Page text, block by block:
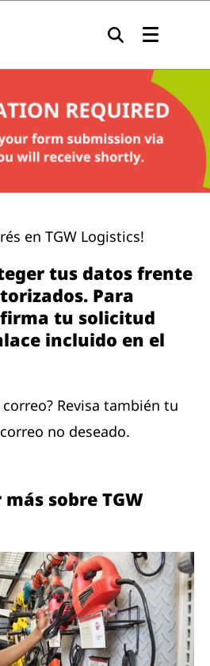
en TGW Logistics!
tus datos frente
Para
tu solicitud
incluido en el
Revisa también tu
no deseado.
sobre TGW